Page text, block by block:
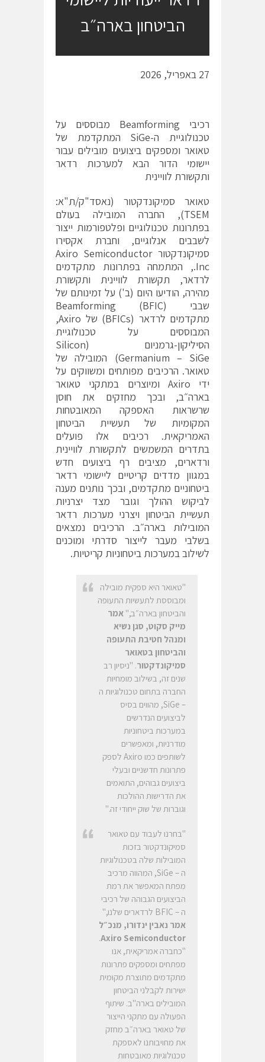
הביטחון בארה״ב
27 באפריל, 2026
רכיבי Beamforming מבוססים על
טכנולוגיית ה-SiGe המתקדמת של
טאואר ומספקים ביצועים מובילים עבור
יישומי הדור הבא למערכות רדאר
ותקשורת לוויינית
טאואר סמיקונדקטור (נאסד"ק/ת"א:
TSEM), החברה המובילה בעולם
בפתרונות טכנולוגיים ופלטפורמות ייצור
לשבבים אנלוגיים, וחברת אקסירו
סמיקונדקטור Axiro Semiconductor
Inc., המתמחה בפתרונות מתקדמים
לרדאר, תקשורת לוויינית ותקשורת
מהירה, הודיעו היום (ב') על זמינותם של
שבבי Beamforming (BFIC)
מתקדמים לרדאר (BFICs) של Axiro,
המבוססים על טכנולוגיית
הסיליקון-גרמניום (Silicon
Germanium – SiGe) המובילה של
טאואר. הרכיבים מפותחים ומשווקים על
ידי Axiro ומיוצרים במתקני טאואר
בארה״ב, ובכך מחזקים את חוסן
שרשראות האספקה המאובטחות
המקומיות של תעשיית הביטחון
האמריקאית. רכיבים אלו פועלים
בתדרים המשמשים לתקשורת לוויינית
ורדארים, מציבים רף ביצועים חדש
במגוון מדדים קריטיים ליישומי רדאר
ביטחוניים מתקדמים, ובכך נותנים מענה
לביקוש ההולך וגובר מצד יצרניות
תעשיית הביטחון ויצרני מערכות רדאר
המובילות בארה״ב. הרכיבים נמצאים
בשלבי מעבר לייצור סדרתי ומוכנים
לשילוב במערכות ביטחוניות קריטיות.
"טאואר היא ספקית מובילה
ומבוססת לתעשיות התעופה
והביטחון בארה״ב," אמר
מייק סקוט, סגן נשיא
ומנהל חטיבת התעופה
והביטחון בטאואר
סמיקונדקטור. "ניסיון רב
שנים זה, בשילוב מומחיות
החברה בתחום טכנולוגיות ה
– SiGe, מהווים בסיס
לביצועים הנדרשים
במערכות ביטחוניות
מודרניות, ומאפשרים
לשותפים כמו Axiro לספק
פתרונות חדשניים ובעלי
ביצועים גבוהים, התואמים
את הדרישות ההולכות
וגוברות של שוק ייחודי זה."
"בחרנו לעבוד עם טאואר
סמיקונדקטור בזכות
המובילות שלה בטכנולוגיות
ה – SiGe, המהווה מרכיב
מפתח המאפשר את רמת
הביצועים הגבוהה של רכיבי
ה – BFIC לרדארים שלנו,"
אמר נאבין ינדורו, מנכ״ל
Axiro Semiconductor
.
"כחברה אמריקאית, אנו
מפתחים ומספקים פתרונות
מתקדמים מתוצרת מקומית
ישירות לקבלני הביטחון
המובילים בארה"ב. שיתוף
הפעולה עם מתקני הייצור
של טאואר בארה״ב מחזק
את מחויבותנו לאספקת
טכנולוגיות מאובטחות